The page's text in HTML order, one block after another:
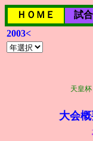
ＨＯＭＥ 試
2003<
天皇杯
大会